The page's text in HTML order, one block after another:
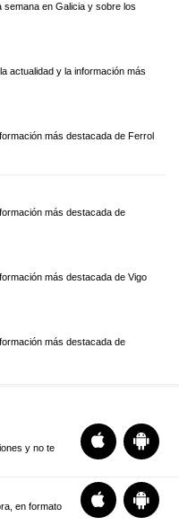
en Galicia y sobre los
actualidad y la información más
más destacada de Ferrol
más destacada de
más destacada de Vigo
más destacada de
y no te
en formato